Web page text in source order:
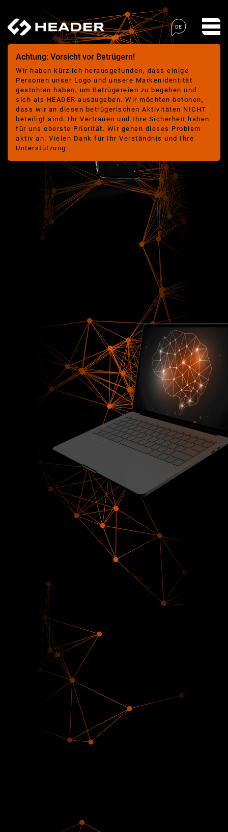
DE
Achtung: Vorsicht vor Betrügern!
Wir haben kürzlich herausgefunden, dass einige
Personen unser Logo und unsere Markenidentität
gestohlen haben, um Betrügereien zu begehen und
sich als HEADER auszugeben. Wir möchten betonen,
dass wir an diesen betrügerischen Aktivitäten NICHT
beteiligt sind. Ihr Vertrauen und Ihre Sicherheit haben
für uns oberste Priorität. Wir gehen dieses Problem
aktiv an. Vielen Dank für Ihr Verständnis und Ihre
Unterstützung.